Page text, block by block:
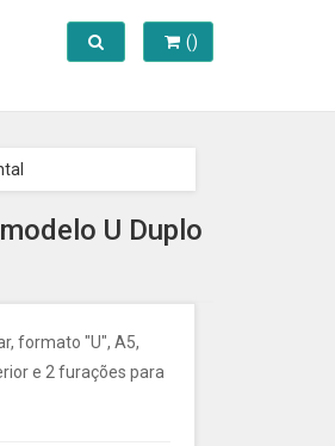
()
Toggle search
U Duplo
formato "U", A5,
e 2 furações para